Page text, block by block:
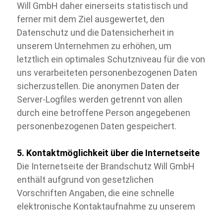
Will GmbH daher einerseits statistisch und
ferner mit dem Ziel ausgewertet, den
Datenschutz und die Datensicherheit in
unserem Unternehmen zu erhöhen, um
letztlich ein optimales Schutzniveau für die von
uns verarbeiteten personenbezogenen Daten
sicherzustellen. Die anonymen Daten der
Server-Logfiles werden getrennt von allen
durch eine betroffene Person angegebenen
personenbezogenen Daten gespeichert.
5. Kontaktmöglichkeit über die Internetseite
Die Internetseite der Brandschutz Will GmbH
enthält aufgrund von gesetzlichen
Vorschriften Angaben, die eine schnelle
elektronische Kontaktaufnahme zu unserem